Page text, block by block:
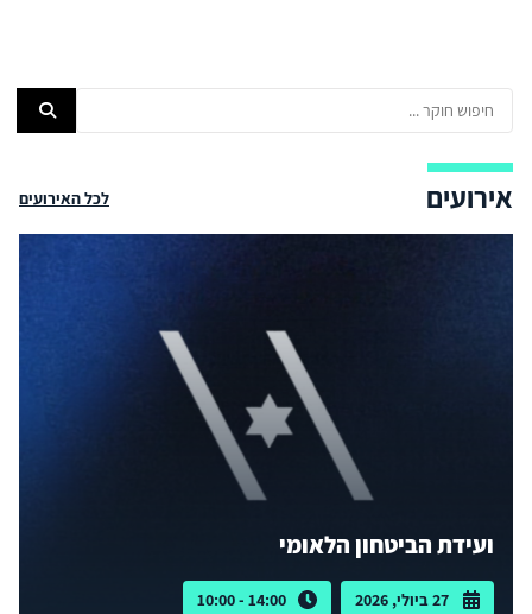
אירועים לכל האירועים
ועידת הביטחון הלאומי
27 ביולי, 2026 14:00 - 10:00